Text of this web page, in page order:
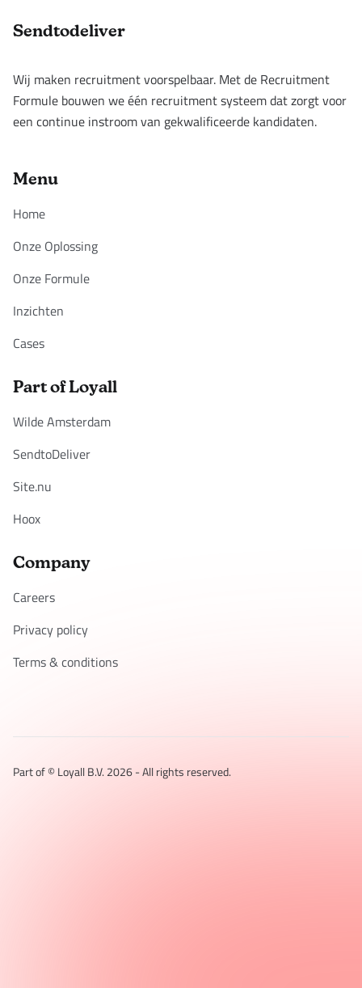
Footer
Sendtodeliver
Wij maken recruitment voorspelbaar. Met de Recruitment
Formule bouwen we één recruitment systeem dat zorgt voor
een continue instroom van gekwalificeerde kandidaten.
Menu
Home
Onze Oplossing
Onze Formule
Inzichten
Cases
Part of Loyall
Wilde Amsterdam
SendtoDeliver
Site.nu
Hoox
Company
Careers
Privacy policy
Terms & conditions
Part of © Loyall B.V. 2026 - All rights reserved.